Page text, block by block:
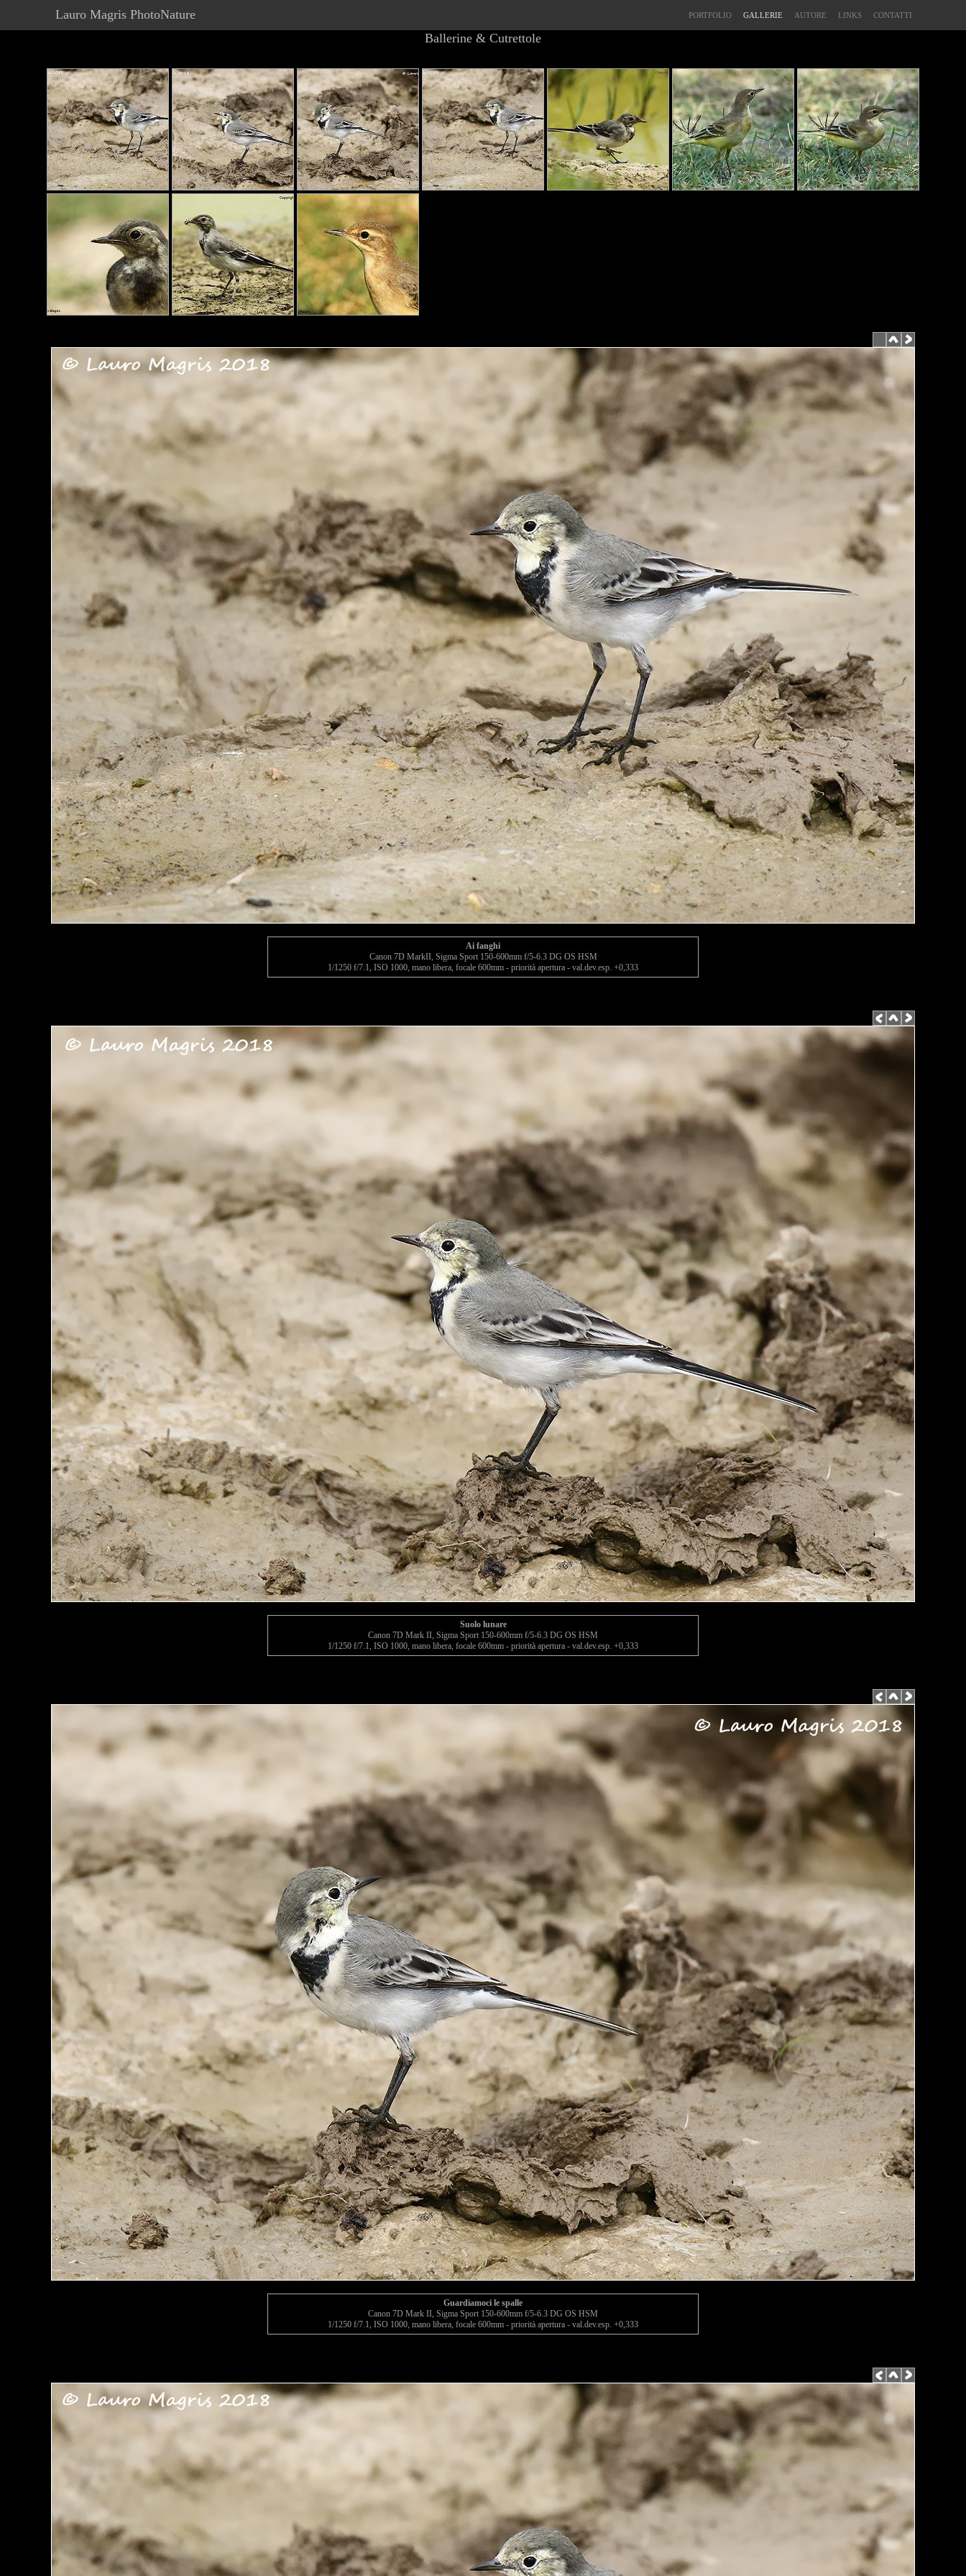
Lauro Magris PhotoNature PORTFOLIO GALLERIE AUTORE LINKS CONTATTI
Ballerine & Cutrettole
Ai fanghi
Canon 7D MarkII, Sigma Sport 150-600mm f/5-6.3 DG OS HSM
1/1250 f/7.1, ISO 1000, mano libera, focale 600mm - priorità apertura - val.dev.esp. +0,333
Suolo lunare
Canon 7D Mark II, Sigma Sport 150-600mm f/5-6.3 DG OS HSM
1/1250 f/7.1, ISO 1000, mano libera, focale 600mm - priorità apertura - val.dev.esp. +0,333
Guardiamoci le spalle
Canon 7D Mark II, Sigma Sport 150-600mm f/5-6.3 DG OS HSM
1/1250 f/7.1, ISO 1000, mano libera, focale 600mm - priorità apertura - val.dev.esp. +0,333